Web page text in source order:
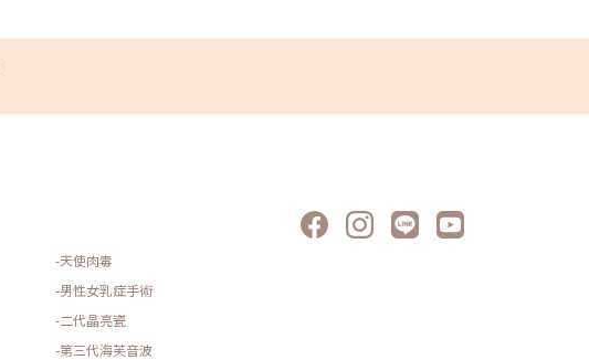
-天使肉毒
-男性女乳症手術
-二代晶亮瓷
-第三代海芙音波